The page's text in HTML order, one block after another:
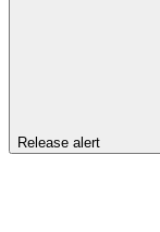
Release alert